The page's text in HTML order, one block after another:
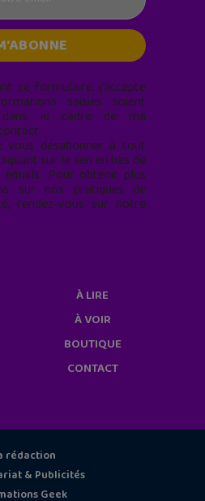
ce formulaire, j’accepte
saisies soient
dans le cadre de ma
vous désabonner à tout
sur le lien en bas de
Pour obtenir plus
sur nos pratiques de
rendez-vous sur notre
À LIRE
À VOIR
BOUTIQUE
CONTACT
rédaction
& Publicités
Geek